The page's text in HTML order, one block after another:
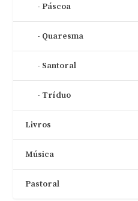
Páscoa
Quaresma
Santoral
Tríduo
Livros
Música
Pastoral